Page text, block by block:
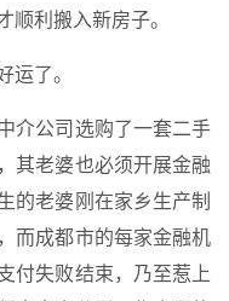
顺利搬入新房子。
了。
公司选购了一套二手
其老婆也必须开展金融
的老婆刚在家乡生产制
而成都市的每家金融机
付失败结束，乃至惹上